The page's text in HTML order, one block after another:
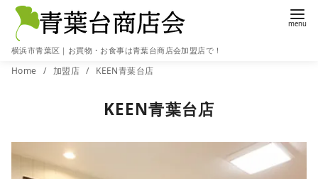
横浜市青葉区｜お買物・お食事は青葉台商店会加盟店で！
Home 加盟店 KEEN青葉台店
KEEN青葉台店